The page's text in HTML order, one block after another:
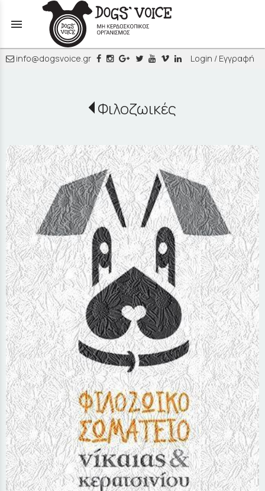
menu
info@dogsvoice.gr Login / Εγγραφή
Φιλοζωικές